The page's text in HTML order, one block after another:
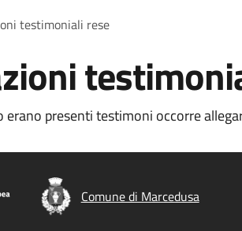
pane
testimoniali rese
erano presenti testimoni occorre
Comune di Marcedusa